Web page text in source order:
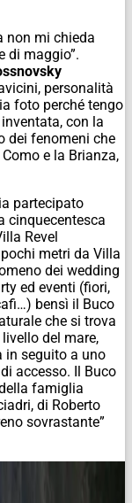
non mi chieda
di maggio”.
personalità
foto perché tengo
con la
dei fenomeni che
e la Brianza,
partecipato
cinquecentesca
Revel
metri da Villa
dei wedding
ed eventi (fiori,
bensì il Buco
che si trova
del mare,
in seguito a uno
accesso. Il Buco
famiglia
di Roberto
sovrastante”